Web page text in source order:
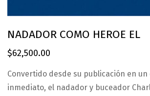
NADADOR COMO HEROE EL
$62,500.00
Convertido desde su publicación en un
inmediato, el nadador y buceador